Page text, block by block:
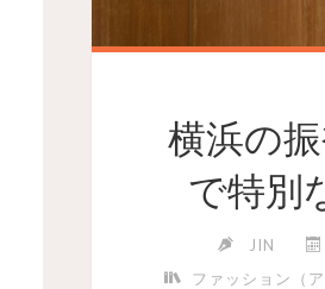
横浜の
で特別
JIN
ファッション（